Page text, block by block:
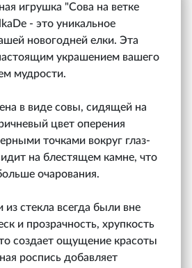
игрушка "Сова на ветке
- это уникальное
новогодней елки. Эта
украшением вашего
мудрости.
в виде совы, сидящей на
цвет оперения
точками вокруг глаз-
на блестящем камне, что
очарования.
стекла всегда были вне
и прозрачность, хрупкость
создает ощущение красоты
роспись добавляет